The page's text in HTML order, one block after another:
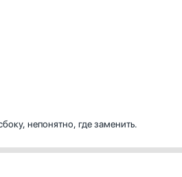
непонятно, где заменить.